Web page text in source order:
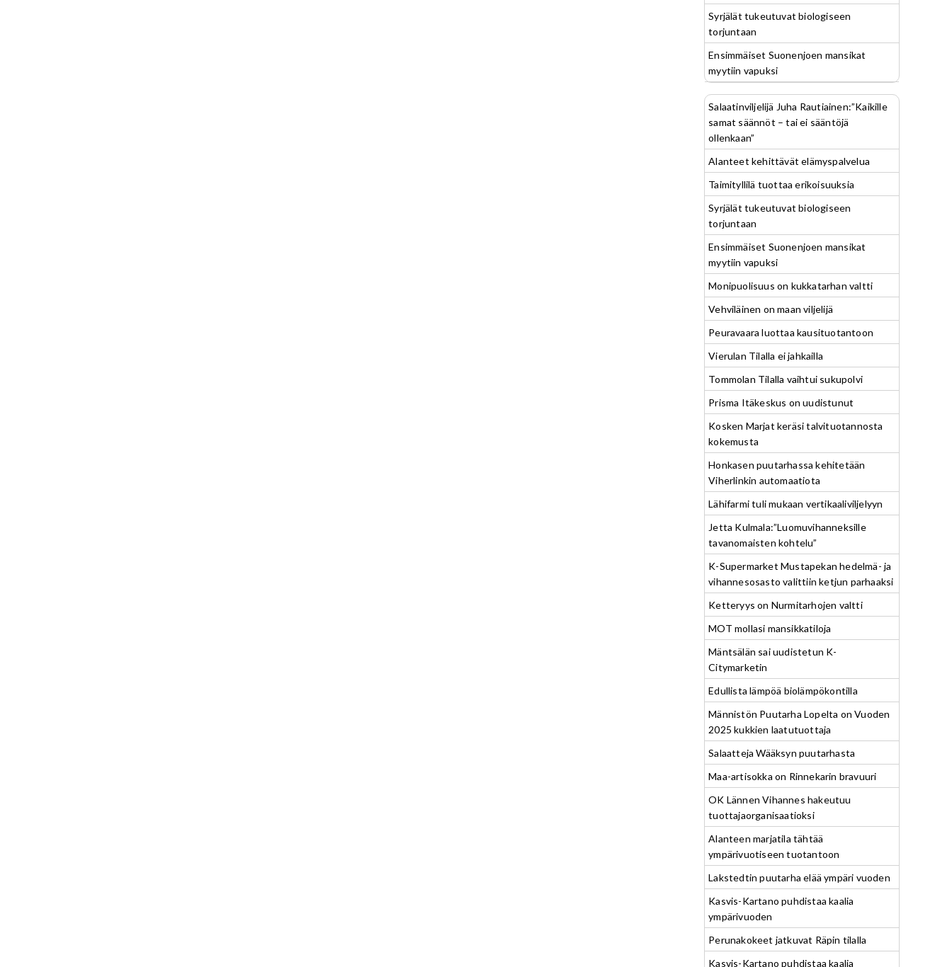
Syrjälät tukeutuvat biologiseen
torjuntaan
Ensimmäiset Suonenjoen mansikat
myytiin vapuksi
Salaatinviljelijä Juha Rautiainen:”Kaikille
samat säännöt – tai ei sääntöjä
ollenkaan”
Alanteet kehittävät elämyspalvelua
Taimityllilä tuottaa erikoisuuksia
Syrjälät tukeutuvat biologiseen
torjuntaan
Ensimmäiset Suonenjoen mansikat
myytiin vapuksi
Monipuolisuus on kukkatarhan valtti
Vehviläinen on maan viljelijä
Peuravaara luottaa kausituotantoon
Vierulan Tilalla ei jahkailla
Tommolan Tilalla vaihtui sukupolvi
Prisma Itäkeskus on uudistunut
Kosken Marjat keräsi talvituotannosta
kokemusta
Honkasen puutarhassa kehitetään
Viherlinkin automaatiota
Lähifarmi tuli mukaan vertikaaliviljelyyn
Jetta Kulmala:”Luomuvihanneksille
tavanomaisten kohtelu”
K-Supermarket Mustapekan hedelmä- ja
vihannesosasto valittiin ketjun parhaaksi
Ketteryys on Nurmitarhojen valtti
MOT mollasi mansikkatiloja
Mäntsälän sai uudistetun K-
Citymarketin
Edullista lämpöä biolämpökontilla
Männistön Puutarha Lopelta on Vuoden
2025 kukkien laatutuottaja
Salaatteja Wääksyn puutarhasta
Maa-artisokka on Rinnekarin bravuuri
OK Lännen Vihannes hakeutuu
tuottajaorganisaatioksi
Alanteen marjatila tähtää
ympärivuotiseen tuotantoon
Lakstedtin puutarha elää ympäri vuoden
Kasvis-Kartano puhdistaa kaalia
ympärivuoden
Perunakokeet jatkuvat Räpin tilalla
Kasvis-Kartano puhdistaa kaalia